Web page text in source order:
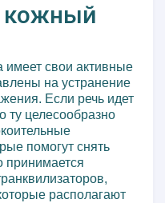
кожный
имеет свои активные
на устранение
Если речь идет
ту целесообразно
помогут снять
принимается
располагают